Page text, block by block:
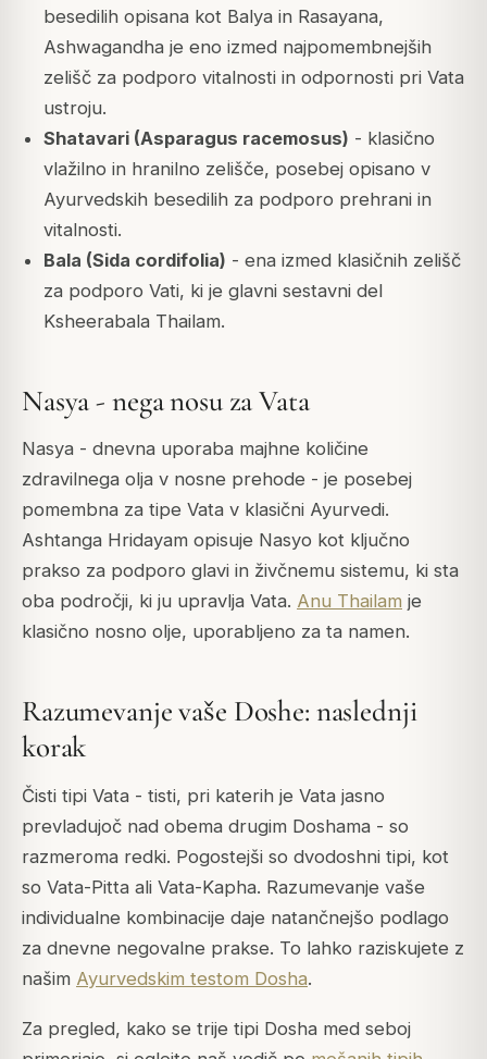
besedilih opisana kot Balya in Rasayana,
Ashwagandha je eno izmed najpomembnejših
zelišč za podporo vitalnosti in odpornosti pri Vata
ustroju.
Shatavari (Asparagus racemosus) - klasično
vlažilno in hranilno zelišče, posebej opisano v
Ayurvedskih besedilih za podporo prehrani in
vitalnosti.
Bala (Sida cordifolia) - ena izmed klasičnih zelišč
za podporo Vati, ki je glavni sestavni del
Ksheerabala Thailam.
Nasya - nega nosu za Vata
Nasya - dnevna uporaba majhne količine
zdravilnega olja v nosne prehode - je posebej
pomembna za tipe Vata v klasični Ayurvedi.
Ashtanga Hridayam opisuje Nasyo kot ključno
prakso za podporo glavi in živčnemu sistemu, ki sta
oba področji, ki ju upravlja Vata. Anu Thailam je
klasično nosno olje, uporabljeno za ta namen.
Razumevanje vaše Doshe: naslednji
korak
Čisti tipi Vata - tisti, pri katerih je Vata jasno
prevladujoč nad obema drugim Doshama - so
razmeroma redki. Pogostejši so dvodoshni tipi, kot
so Vata-Pitta ali Vata-Kapha. Razumevanje vaše
individualne kombinacije daje natančnejšo podlago
za dnevne negovalne prakse. To lahko raziskujete z
našim Ayurvedskim testom Dosha.
Za pregled, kako se trije tipi Dosha med seboj